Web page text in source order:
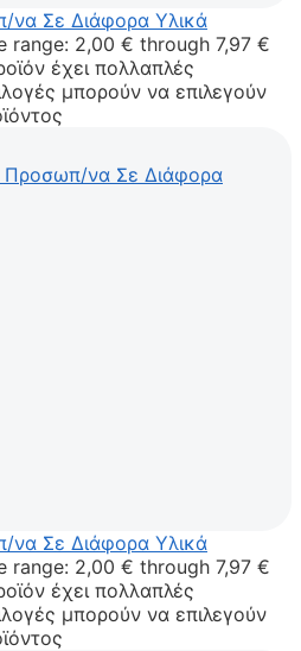
να Σε Διάφορα Υλικά
range: 2,00 € through 7,97 €
έχει πολλαπλές
μπορούν να επιλεγούν
να Σε Διάφορα Υλικά
range: 2,00 € through 7,97 €
έχει πολλαπλές
μπορούν να επιλεγούν